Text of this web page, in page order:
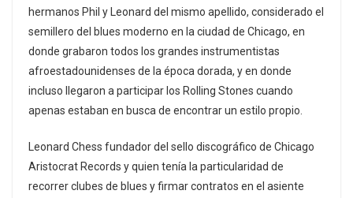
hermanos Phil y Leonard del mismo apellido, considerado el
semillero del blues moderno en la ciudad de Chicago, en
donde grabaron todos los grandes instrumentistas
afroestadounidenses de la época dorada, y en donde
incluso llegaron a participar los Rolling Stones cuando
apenas estaban en busca de encontrar un estilo propio.
Leonard Chess fundador del sello discográfico de Chicago
Aristocrat Records y quien tenía la particularidad de
recorrer clubes de blues y firmar contratos en el asiente